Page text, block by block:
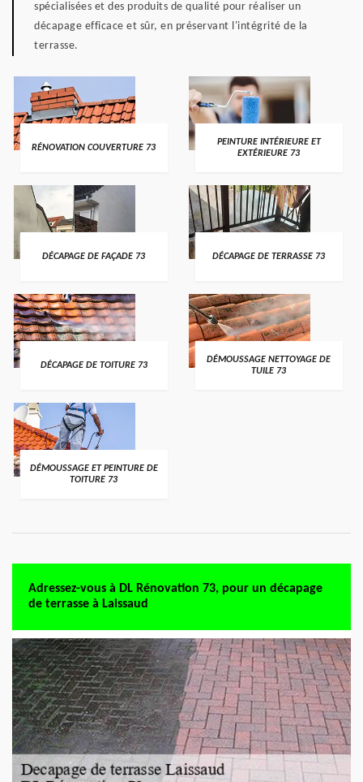
spécialisées et des produits de qualité pour réaliser un
décapage efficace et sûr, en préservant l'intégrité de la
terrasse.
RÉNOVATION COUVERTURE 73
PEINTURE INTÉRIEURE ET
EXTÉRIEURE 73
DÉCAPAGE DE FAÇADE 73 DÉCAPAGE DE TERRASSE 73
DÉCAPAGE DE TOITURE 73
DÉMOUSSAGE NETTOYAGE DE
TUILE 73
DÉMOUSSAGE ET PEINTURE DE
TOITURE 73
Adressez-vous à DL Rénovation 73, pour un décapage
de terrasse à Laissaud